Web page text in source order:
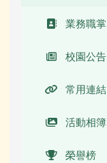
校長簡介
業務職掌
校園公告
常用連結
活動相簿
榮譽榜